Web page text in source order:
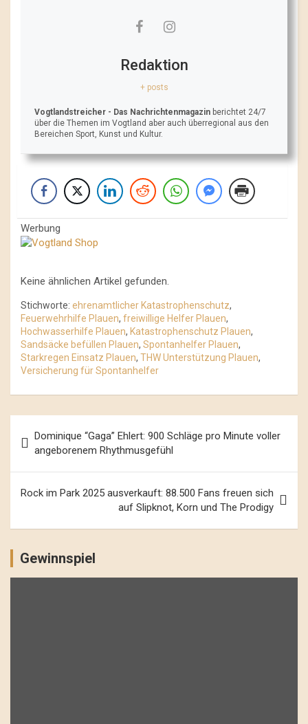
Redaktion
+ posts
Vogtlandstreicher - Das Nachrichtenmagazin berichtet 24/7
über die Themen im Vogtland aber auch überregional aus den
Bereichen Sport, Kunst und Kultur.
Werbung
Keine ähnlichen Artikel gefunden.
Stichworte: ehrenamtlicher Katastrophenschutz,
Feuerwehrhilfe Plauen, freiwillige Helfer Plauen,
Hochwasserhilfe Plauen, Katastrophenschutz Plauen,
Sandsäcke befüllen Plauen, Spontanhelfer Plauen,
Starkregen Einsatz Plauen, THW Unterstützung Plauen,
Versicherung für Spontanhelfer
Navigation
Dominique “Gaga” Ehlert: 900 Schläge pro Minute voller
angeborenem Rhythmusgefühl
Rock im Park 2025 ausverkauft: 88.500 Fans freuen sich
auf Slipknot, Korn und The Prodigy
Gewinnspiel